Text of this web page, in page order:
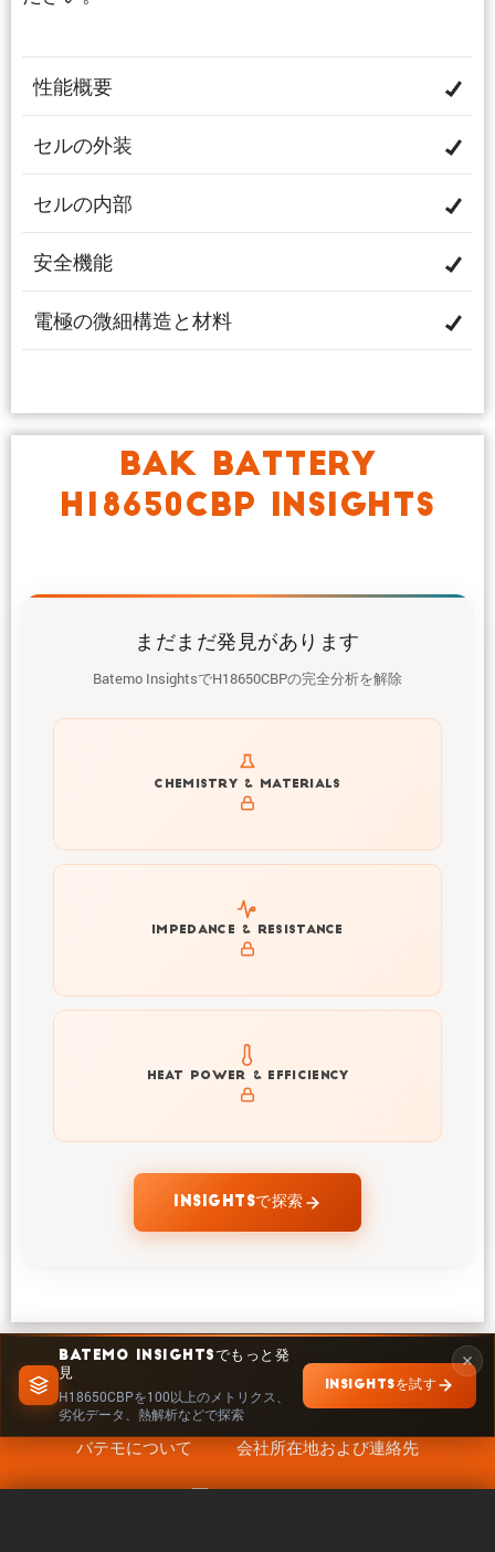
BATEMO INSIGHTSでもっと発
見
H18650CBPを100以上のメトリクス、
劣化データ、熱解析などで探索
INSIGHTSを試す
性能概要
セルの外装
セルの内部
安全機能
電極の微細構造と材料
BAK BATTERY
H18650CBP INSIGHTS
まだまだ発見があります
Batemo InsightsでH18650CBPの完全分析を解除
CHEMISTRY & MATERIALS
Get to know active materials for the H18650CBP
IMPEDANCE & RESISTANCE
Explore impedance spectrum and DCIR (SOC, T) of
H18650CBP
HEAT POWER & EFFICIENCY
Explore heat generation and cell efficiency at different
temperatures and powers of H18650CBP
INSIGHTSで探索
バテモについて 会社所在地および連絡先